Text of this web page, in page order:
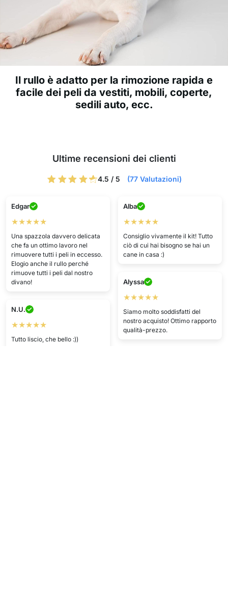
Il rullo è adatto per la rimozione rapida e
facile dei peli da vestiti, mobili, coperte,
sedili auto, ecc.
Ultime recensioni dei clienti
4.5 / 5 (77 Valutazioni)
Edgar
★★★★★
Una spazzola davvero delicata
che fa un ottimo lavoro nel
rimuovere tutti i peli in eccesso.
Elogio anche il rullo perché
rimuove tutti i peli dal nostro
divano!
Alba
★★★★★
Consiglio vivamente il kit! Tutto
ciò di cui hai bisogno se hai un
cane in casa :)
Alyssa
★★★★★
Siamo molto soddisfatti del
nostro acquisto! Ottimo rapporto
qualità-prezzo.
N.U.
★★★★★
Tutto liscio, che bello :))